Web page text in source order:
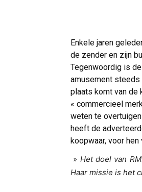
Enkele jaren
de zender en zijn
Tegenwoordig is
amusement
plaats komt van de
« commercieel
weten te
heeft de
koopwaar, voor
» Het doel van
Haar missie is het